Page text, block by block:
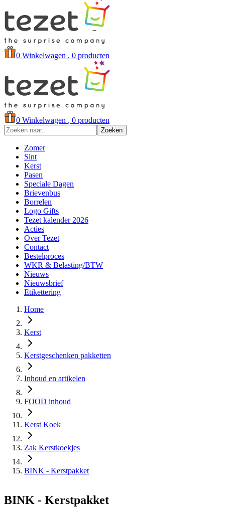
0 Winkelwagen , 0 producten
0 Winkelwagen , 0 producten
Zoeken
Zomer
Sint
Kerst
Pasen
Speciale Dagen
Brievenbus
Borrelen
Logo Gifts
Tezet kalender 2026
Acties
Over Tezet
Contact
Bestelproces
WKR & Belasting/BTW
Nieuws
Nieuwsbrief
Etikettering
Home
Kerst
Kerstgeschenken pakketten
Inhoud en artikelen
FOOD inhoud
Kerst Koek
Zak Kerstkoekjes
BINK - Kerstpakket
BINK - Kerstpakket